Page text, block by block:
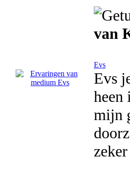
van
Evs
Evs
heen
mijn